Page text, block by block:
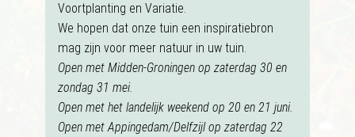
Voortplanting en Variatie.
We hopen dat onze tuin een inspiratiebron
mag zijn voor meer natuur in uw tuin.
Open met Midden-Groningen op zaterdag 30 en
zondag 31 mei.
Open met het landelijk weekend op 20 en 21 juni.
Open met Appingedam/Delfzijl op zaterdag 22